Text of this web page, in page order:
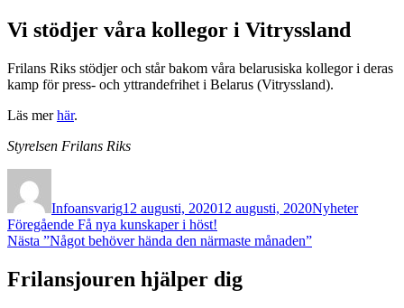
Vi stödjer våra kollegor i Vitryssland
Frilans Riks stödjer och står bakom våra belarusiska kollegor i deras
kamp för press- och yttrandefrihet i Belarus (Vitryssland).
Läs merhär.
Styrelsen Frilans Riks
Infoansvarig12 augusti, 202012 augusti, 2020Nyheter
Inläggsnavigering
Föregående Föregående
inlägg:
Få nya kunskaper i höst!
Nästa Nästa
”Något behöver hända den närmaste månaden”
Frilansjouren hjälper dig